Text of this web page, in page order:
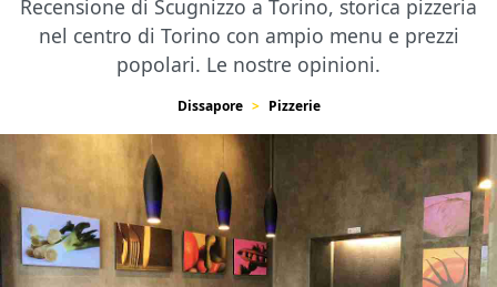
Recensione di Scugnizzo a Torino, storica pizzeria
nel centro di Torino con ampio menu e prezzi
popolari. Le nostre opinioni.
Dissapore Pizzerie